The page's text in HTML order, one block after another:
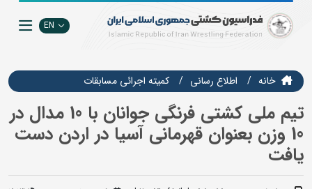
EN
خانه اطلاع رسانی كميته اجرائي مسابقات
تیم ملی کشتی فرنگی جوانان با 10 مدال در
10 وزن بعنوان قهرمانی آسیا در اردن دست
یافت